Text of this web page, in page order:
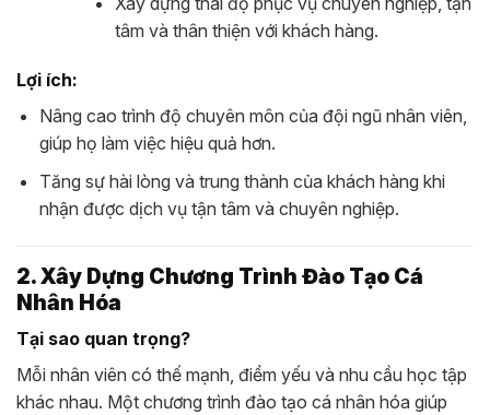
tâm và thân thiện với khách hàng.
Lợi ích:
Nâng cao trình độ chuyên môn của đội ngũ nhân viên,
giúp họ làm việc hiệu quả hơn.
Tăng sự hài lòng và trung thành của khách hàng khi
nhận được dịch vụ tận tâm và chuyên nghiệp.
2. Xây Dựng Chương Trình Đào Tạo Cá
Nhân Hóa
Tại sao quan trọng?
Mỗi nhân viên có thế mạnh, điểm yếu và nhu cầu học tập
khác nhau. Một chương trình đào tạo cá nhân hóa giúp